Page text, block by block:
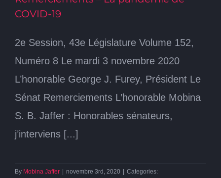
COVID-19
2e Session, 43e Législature Volume 152,
Numéro 8 Le mardi 3 novembre 2020
L’honorable George J. Furey, Président Le
Sénat Remerciements L’honorable Mobina
S. B. Jaffer : Honorables sénateurs,
j’interviens [...]
By Mobina Jaffer | novembre 3rd, 2020 | Categories: